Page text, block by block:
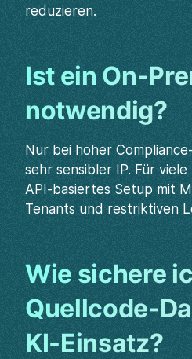
reduzieren.
Ist ein
notwendig?
Nur bei hoher
sehr sensibler IP. Für
API‑basiertes Setup mit
Tenants und restriktiven
Wie sichere
Quellcode-
KI-Einsatz?